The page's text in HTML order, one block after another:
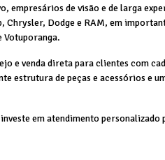
empresários de visão e de larga
Dodge e RAM, em
Votuporanga.
e venda direta para clientes com
estrutura de peças e acessórios e
em atendimento personalizado